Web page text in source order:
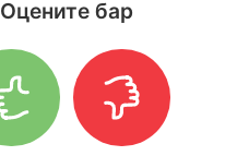
Оцените бар